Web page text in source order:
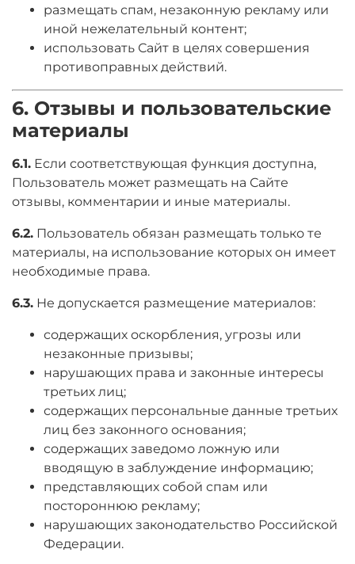
размещать спам, незаконную рекламу или
иной нежелательный контент;
использовать Сайт в целях совершения
противоправных действий.
6. Отзывы и пользовательские
материалы
6.1. Если соответствующая функция доступна,
Пользователь может размещать на Сайте
отзывы, комментарии и иные материалы.
6.2. Пользователь обязан размещать только те
материалы, на использование которых он имеет
необходимые права.
6.3. Не допускается размещение материалов:
содержащих оскорбления, угрозы или
незаконные призывы;
нарушающих права и законные интересы
третьих лиц;
содержащих персональные данные третьих
лиц без законного основания;
содержащих заведомо ложную или
вводящую в заблуждение информацию;
представляющих собой спам или
постороннюю рекламу;
нарушающих законодательство Российской
Федерации.